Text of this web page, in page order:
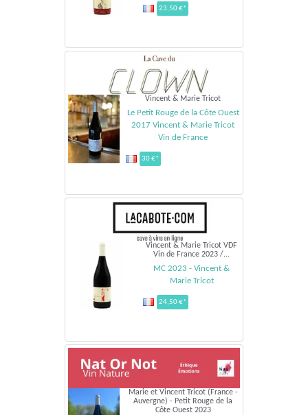
23,50 €*
Vincent & Marie Tricot
Le Petit Rouge de la Côte Ouest
2017 Vincent & Marie Tricot
Vin de France
30 €*
Vincent & Marie Tricot VDF
Vin de France 2023 /...
MC 2023 - Vincent &
Marie Tricot
24,50 €*
Marie et Vincent Tricot (France -
Auvergne) - Petit Rouge de la
Côte Ouest 2023